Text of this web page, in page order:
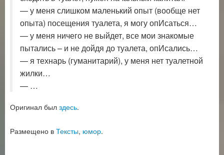
— у меня слишком маленький опыт (вообще нет
опыта) посещения туалета, я могу опИсаться…
— у меня ничего не выйдет, все мои знакомые
пытались – и не дойдя до туалета, опИсались…
— я технарь (гуманитарий), у меня нет туалетной
жилки…
— …
Оригинал был здесь.
Размещено в Тексты, юмор.